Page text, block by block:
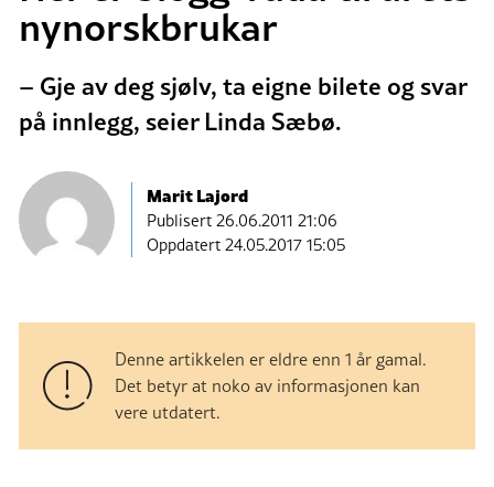
nynorskbrukar
– Gje av deg sjølv, ta eigne bilete og svar
på innlegg, seier Linda Sæbø.
Marit Lajord
Publisert26.06.2011 21:06
Oppdatert 24.05.2017 15:05
Denne artikkelen er eldre enn 1 år gamal.
Det betyr at noko av informasjonen kan
vere utdatert.